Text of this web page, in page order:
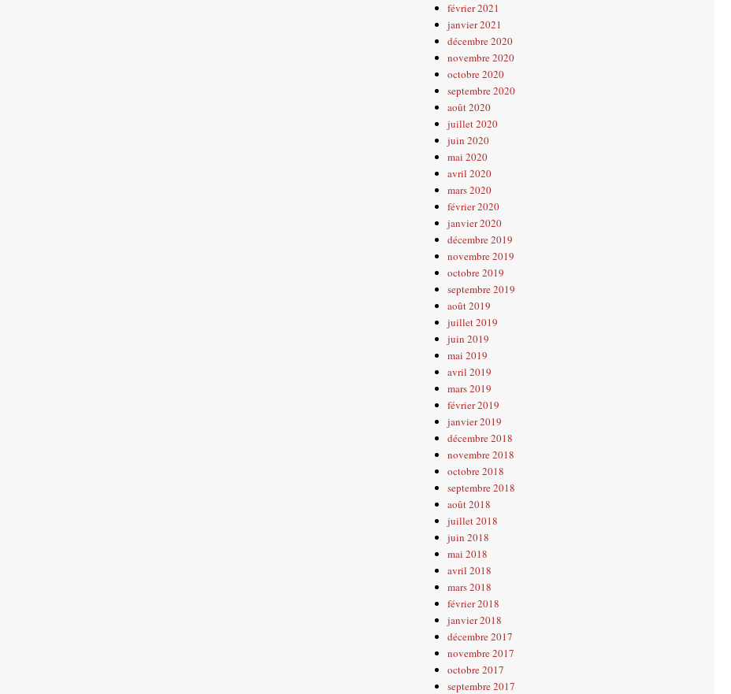
février 2021
janvier 2021
décembre 2020
novembre 2020
octobre 2020
septembre 2020
août 2020
juillet 2020
juin 2020
mai 2020
avril 2020
mars 2020
février 2020
janvier 2020
décembre 2019
novembre 2019
octobre 2019
septembre 2019
août 2019
juillet 2019
juin 2019
mai 2019
avril 2019
mars 2019
février 2019
janvier 2019
décembre 2018
novembre 2018
octobre 2018
septembre 2018
août 2018
juillet 2018
juin 2018
mai 2018
avril 2018
mars 2018
février 2018
janvier 2018
décembre 2017
novembre 2017
octobre 2017
septembre 2017